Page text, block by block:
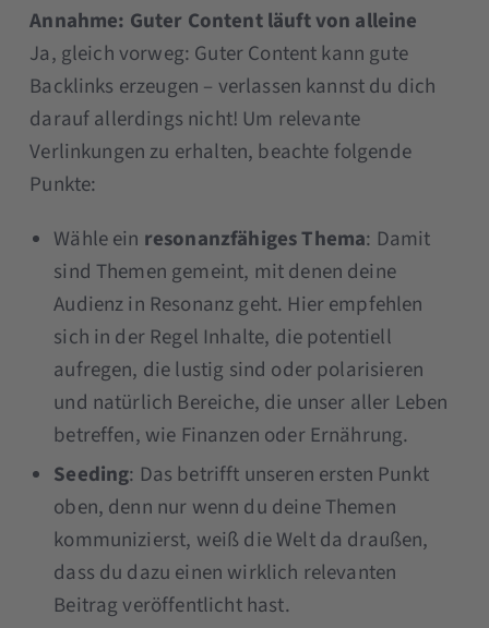
Annahme: Guter Content läuft von alleine
Ja, gleich vorweg: Guter Content kann gute
Backlinks erzeugen – verlassen kannst du dich
darauf allerdings nicht! Um relevante
Verlinkungen zu erhalten, beachte folgende
Punkte:
Wähle ein resonanzfähiges Thema: Damit
sind Themen gemeint, mit denen deine
Audienz in Resonanz geht. Hier empfehlen
sich in der Regel Inhalte, die potentiell
aufregen, die lustig sind oder polarisieren
und natürlich Bereiche, die unser aller Leben
betreffen, wie Finanzen oder Ernährung.
Seeding: Das betrifft unseren ersten Punkt
oben, denn nur wenn du deine Themen
kommunizierst, weiß die Welt da draußen,
dass du dazu einen wirklich relevanten
Beitrag veröffentlicht hast.